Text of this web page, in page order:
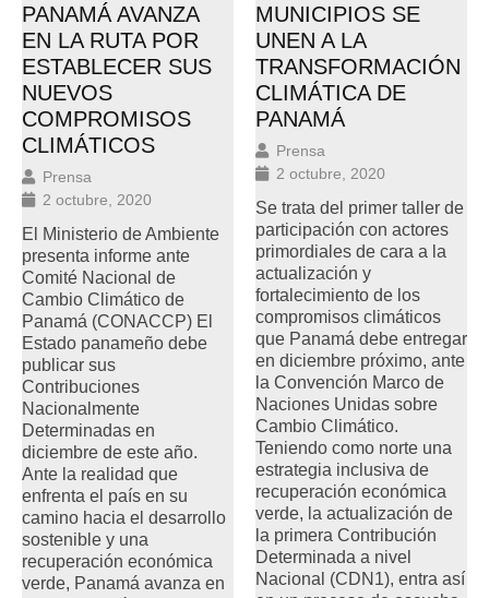
PANAMÁ AVANZA
EN LA RUTA POR
ESTABLECER SUS
NUEVOS
COMPROMISOS
CLIMÁTICOS
Prensa
2 octubre, 2020
El Ministerio de Ambiente
presenta informe ante
Comité Nacional de
Cambio Climático de
Panamá (CONACCP) El
Estado panameño debe
publicar sus
Contribuciones
Nacionalmente
Determinadas en
diciembre de este año.
Ante la realidad que
enfrenta el país en su
camino hacia el desarrollo
sostenible y una
recuperación económica
verde, Panamá avanza en
MUNICIPIOS SE
UNEN A LA
TRANSFORMACIÓN
CLIMÁTICA DE
PANAMÁ
Prensa
2 octubre, 2020
Se trata del primer taller de
participación con actores
primordiales de cara a la
actualización y
fortalecimiento de los
compromisos climáticos
que Panamá debe entregar
en diciembre próximo, ante
la Convención Marco de
Naciones Unidas sobre
Cambio Climático.
Teniendo como norte una
estrategia inclusiva de
recuperación económica
verde, la actualización de
la primera Contribución
Determinada a nivel
Nacional (CDN1), entra así